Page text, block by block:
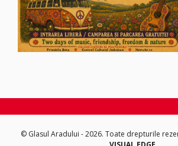
© Glasul Aradului - 2026. Toate drepturile